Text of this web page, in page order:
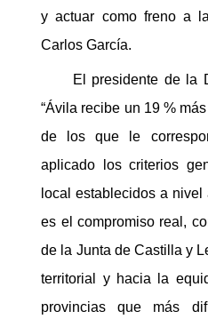
y actuar como freno a
Carlos García.
El presidente de la
“Ávila recibe un 19 %
de los que le
aplicado los criterios
local establecidos a nivel
es el compromiso real,
de la Junta de Castilla y
territorial y hacia la
provincias que más